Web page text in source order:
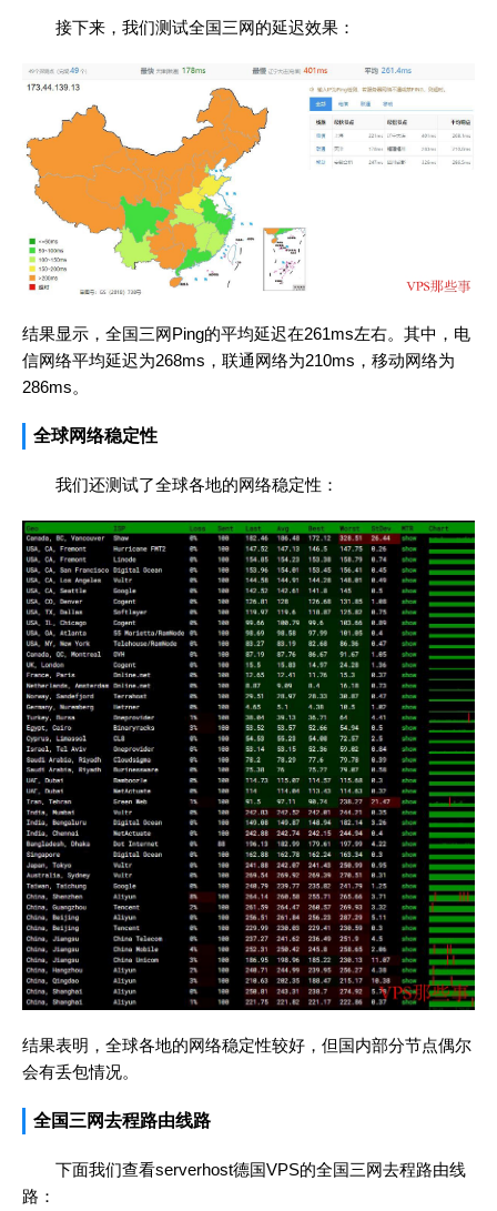
接下来，我们测试全国三网的延迟效果：
结果显示，全国三网Ping的平均延迟在261ms左右。其中，电
信网络平均延迟为268ms，联通网络为210ms，移动网络为
286ms。
全球网络稳定性
我们还测试了全球各地的网络稳定性：
结果表明，全球各地的网络稳定性较好，但国内部分节点偶尔
会有丢包情况。
全国三网去程路由线路
下面我们查看serverhost德国VPS的全国三网去程路由线
路：